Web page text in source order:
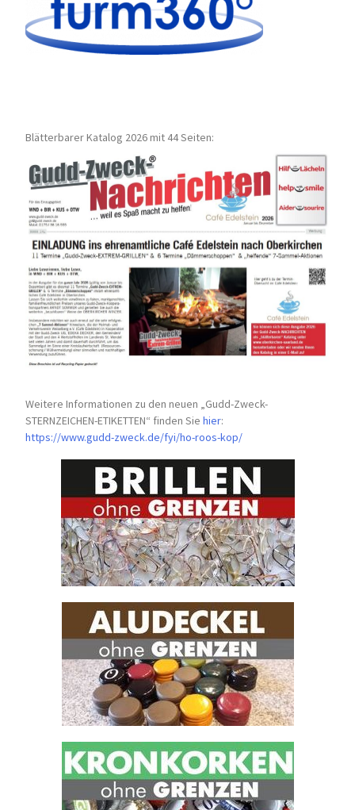
Blätterbarer Katalog 2026 mit 44 Seiten:
Weitere Informationen zu den neuen „Gudd-Zweck-
STERNZEICHEN-ETIKETTEN“ finden Siehier:
https://www.gudd-zweck.de/fyi/ho-roos-kop/